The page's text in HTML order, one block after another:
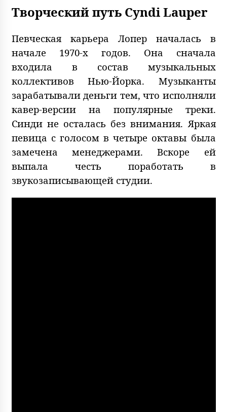
Творческий путь Cyndi Lauper
Певческая карьера Лопер началась в
начале 1970-х годов. Она сначала
входила в состав музыкальных
коллективов Нью-Йорка. Музыканты
зарабатывали деньги тем, что исполняли
кавер-версии на популярные треки.
Синди не осталась без внимания. Яркая
певица с голосом в четыре октавы была
замечена менеджерами. Вскоре ей
выпала честь поработать в
звукозаписывающей студии.